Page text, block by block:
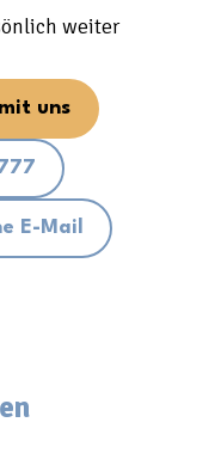
weiter
uns
E-Mail